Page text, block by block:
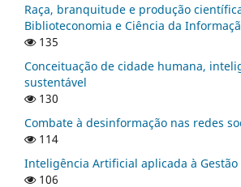
Raça, branquitude e produção
Biblioteconomia e Ciência da
135
Conceituação de cidade humana,
sustentável
130
Combate à desinformação nas redes
114
Inteligência Artificial aplicada à
106